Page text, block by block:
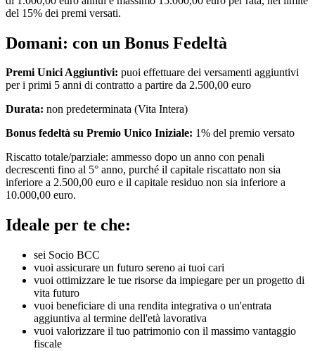
del 15% dei premi versati.
Domani: con un Bonus Fedeltà
Premi Unici Aggiuntivi: puoi effettuare dei versamenti aggiuntivi
per i primi 5 anni di contratto a partire da 2.500,00 euro
Durata: non predeterminata (Vita Intera)
Bonus fedeltà su Premio Unico Iniziale: 1% del premio versato
Riscatto totale/parziale: ammesso dopo un anno con penali
decrescenti fino al 5° anno, purché il capitale riscattato non sia
inferiore a 2.500,00 euro e il capitale residuo non sia inferiore a
10.000,00 euro.
Ideale per te che:
sei Socio BCC
vuoi assicurare un futuro sereno ai tuoi cari
vuoi ottimizzare le tue risorse da impiegare per un progetto di
vita futuro
vuoi beneficiare di una rendita integrativa o un'entrata
aggiuntiva al termine dell'età lavorativa
vuoi valorizzare il tuo patrimonio con il massimo vantaggio
fiscale